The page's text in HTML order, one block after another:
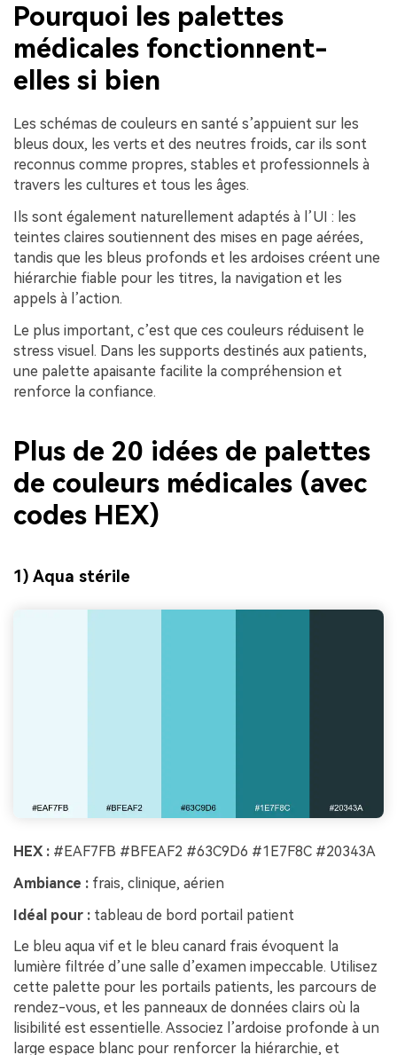
Pourquoi les palettes
médicales fonctionnent-
elles si bien
Les schémas de couleurs en santé s’appuient sur les
bleus doux, les verts et des neutres froids, car ils sont
reconnus comme propres, stables et professionnels à
travers les cultures et tous les âges.
Ils sont également naturellement adaptés à l’UI : les
teintes claires soutiennent des mises en page aérées,
tandis que les bleus profonds et les ardoises créent une
hiérarchie fiable pour les titres, la navigation et les
appels à l’action.
Le plus important, c’est que ces couleurs réduisent le
stress visuel. Dans les supports destinés aux patients,
une palette apaisante facilite la compréhension et
renforce la confiance.
Plus de 20 idées de palettes
de couleurs médicales (avec
codes HEX)
1) Aqua stérile
HEX : #EAF7FB #BFEAF2 #63C9D6 #1E7F8C #20343A
Ambiance : frais, clinique, aérien
Idéal pour : tableau de bord portail patient
Le bleu aqua vif et le bleu canard frais évoquent la
lumière filtrée d’une salle d’examen impeccable. Utilisez
cette palette pour les portails patients, les parcours de
rendez-vous, et les panneaux de données clairs où la
lisibilité est essentielle. Associez l’ardoise profonde à un
large espace blanc pour renforcer la hiérarchie, et